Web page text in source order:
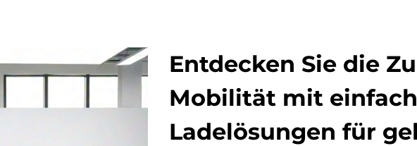
Entdecken Sie die
Mobilität mit
Ladelösungen für